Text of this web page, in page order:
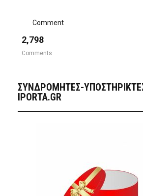
Comment
2,798
Comments
ΣΥΝΔΡΟΜΗΤΈΣ-
IPORTA.GR